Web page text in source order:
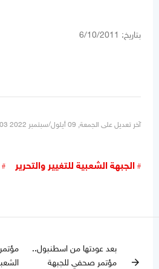
بتاريخ: 6/10/2011
آخر تعديل على الجمعة, 09 أيلول/سبتمبر 2022 19:03
الجبهة الشعبية للتغيير والتحرير
arrow_forward
بعد عودتها من اسطنبول..
مؤتمر صحفي للجبهة